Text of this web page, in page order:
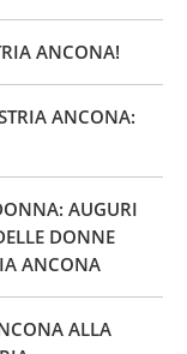
ANCONA!
ANCONA:
AUGURI
DONNE
ANCONA
ALLA